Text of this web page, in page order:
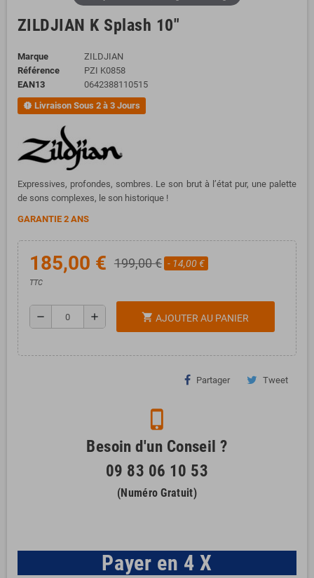
ZILDJIAN K Splash 10"
Marque
ZILDJIAN
Référence
PZI K0858
EAN13
0642388110515
new_releases Livraison Sous 2 à 3 Jours
Expressives, profondes, sombres. Le son brut à l’état pur, une palette
de sons complexes, le son historique !
GARANTIE 2 ANS
185,00 € 199,00 € - 14,00 €
TTC
remove add shopping_cart AJOUTER AU PANIER
Partager Tweet
phone_iphone
Besoin d'un Conseil ?
09 83 06 10 53
(Numéro Gratuit)
Payer en 4 X